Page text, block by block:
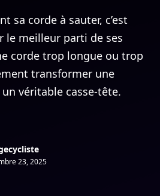
sa corde à sauter, c’est
le meilleur parti de ses
corde trop longue ou trop
transformer une
véritable casse-tête.
23, 2025